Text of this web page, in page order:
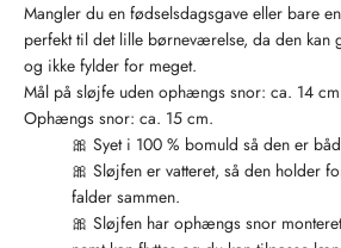
Mangler du en fødselsdagsgave eller bare
perfekt til det lille børneværelse, da den kan
og ikke fylder for meget.
Mål på sløjfe uden ophængs snor: ca. 14
Ophængs snor: ca. 15 cm.
🎀 Syet i 100 % bomuld så den er
🎀 Sløjfen er vatteret, så den holder
falder sammen.
🎀 Sløjfen har ophængs snor